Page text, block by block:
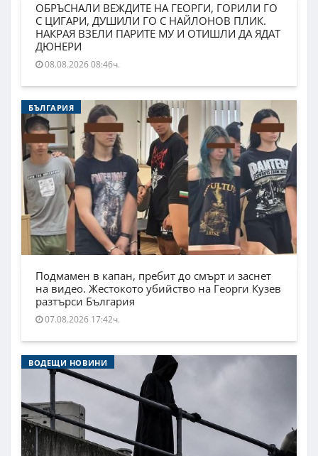
ОБРЪСНАЛИ ВЕЖДИТЕ НА ГЕОРГИ, ГОРИЛИ ГО
С ЦИГАРИ, ДУШИЛИ ГО С НАЙЛОНОВ ПЛИК.
НАКРАЯ ВЗЕЛИ ПАРИТЕ МУ И ОТИШЛИ ДА ЯДАТ
ДЮНЕРИ
08.08.2026 08:46ч.
БЪЛГАРИЯ
Подмамен в капан, пребит до смърт и заснет
на видео. Жестокото убийство на Георги Кузев
разтърси България
07.08.2026 17:42ч.
ВОДЕЩИ НОВИНИ